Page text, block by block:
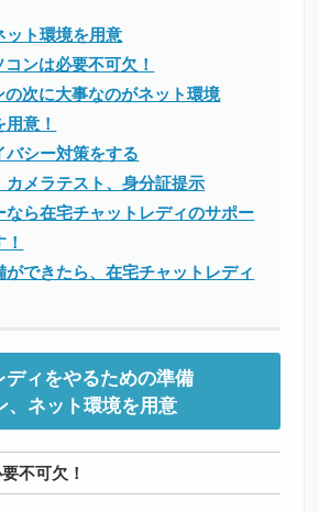
ット環境を用意
コンは必要不可欠！
の次に大事なのがネット環境
意！
バシー対策をする
カメラテスト、身分証提示
なら在宅チャットレディのサポー
ができたら、在宅チャットレディ
ィをやるための準備
、ネット環境を用意
不可欠！